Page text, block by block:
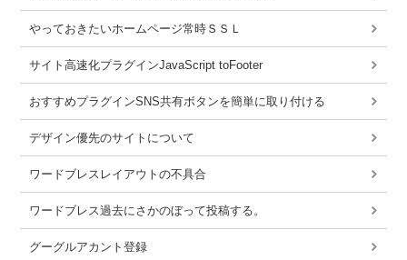
やっておきたいホームページ常時ＳＳＬ
サイト高速化プラグインJavaScript toFooter
おすすめプラグインSNS共有ボタンを簡単に取り付ける
デザイン優先のサイトについて
ワードブレスレイアウトの不具合
ワードブレス過去にさかのぼって投稿する。
グーグルアカント登録